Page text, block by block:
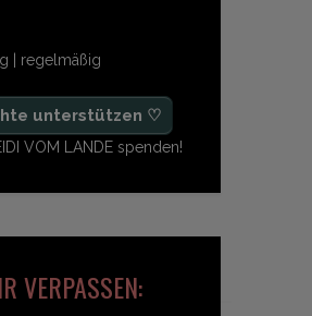
| regelmäßig
unterstützen ♡
VOM LANDE spenden!
VERPASSEN: